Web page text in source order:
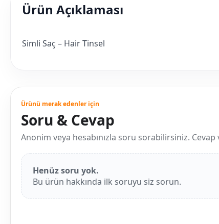
Ürün Açıklaması
Simli Saç – Hair Tinsel
Ürünü merak edenler için
Soru & Cevap
Anonim veya hesabınızla soru sorabilirsiniz.
Henüz soru yok.
Bu ürün hakkında ilk soruyu siz sorun.